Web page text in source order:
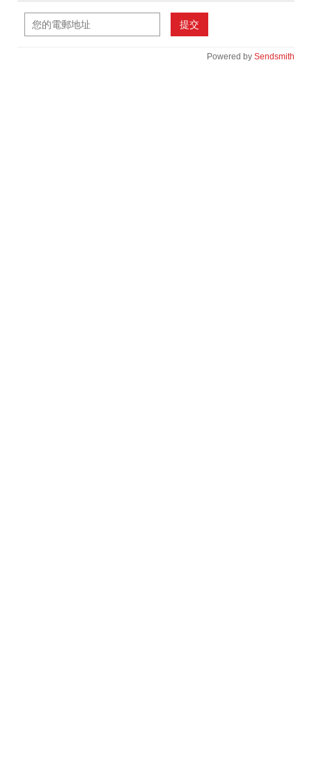
提交
Powered by Sendsmith